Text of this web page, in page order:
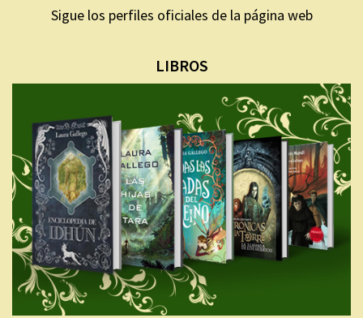
Sigue los perfiles oficiales de la página web
LIBROS